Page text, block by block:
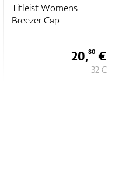
Titleist Womens
Breezer Cap
20,80€
32 €